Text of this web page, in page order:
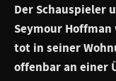
Der Schauspieler
Seymour Hoffman
tot in seiner
offenbar an einer